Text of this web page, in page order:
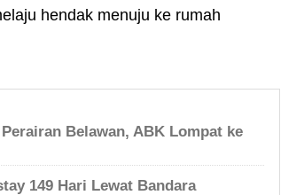
hendak menuju ke rumah
Belawan, ABK Lompat ke
149 Hari Lewat Bandara